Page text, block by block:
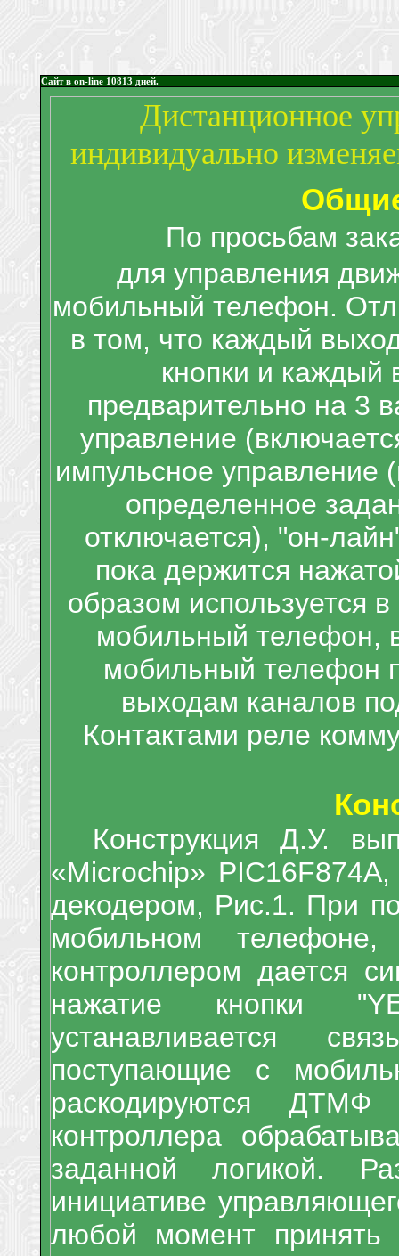
Сайт в on-line 10813 дней.
Дистанционное
индивидуально
По просьбам
для управления
мобильный телефон.
в том, что каждый
кнопки и каждый
предварительно на 3
управление
импульсное управление
определенное
отключается), "он-
пока держится
образом используется
мобильный телефон,
мобильный телефон
выходам каналов
Контактами реле
Конструкция Д.У.
«Microchip» PIC16F
декодером, Рис.1. При
мобильном
контроллером дается
нажатие кнопки "
устанавливается
поступающие с
раскодируются
контроллера
заданной логикой.
инициативе
любой момент принять